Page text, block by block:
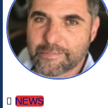
NEWS